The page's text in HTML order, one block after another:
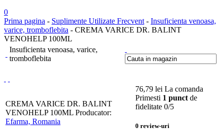
0
Prima pagina - Suplimente Utilizate Frecvent - Insuficienta venoasa,
varice, tromboflebita - CREMA VARICE DR. BALINT
VENOHELP 100ML
Insuficienta venoasa, varice,
tromboflebita
CREMA VARICE DR. BALINT
VENOHELP 100ML Producator:
Efarma, Romania
76,79 lei La comanda
Primesti 1 punct de
fidelitate 0/5
0 review-uri